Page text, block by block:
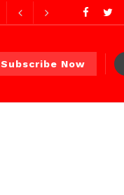
Subscribe Now